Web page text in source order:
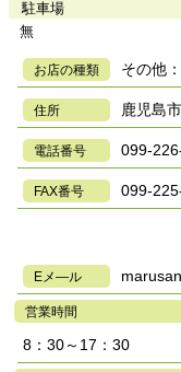
駐車場
無
お店の種類 その他
住所 鹿児島
電話番号 099-
FAX番号 099-
Eメ―ル
営業時間
8：30～17：30